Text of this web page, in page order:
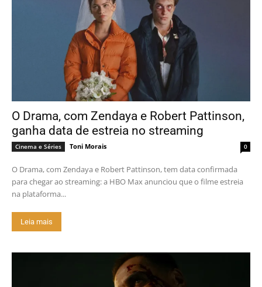
O Drama, com Zendaya e Robert Pattinson,
ganha data de estreia no streaming
Cinema e Séries Toni Morais 0
O Drama, com Zendaya e Robert Pattinson, tem data confirmada
para chegar ao streaming: a HBO Max anunciou que o filme estreia
na plataforma...
Leia mais